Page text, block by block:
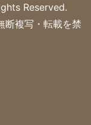
Reserved.
断複写・転載を禁